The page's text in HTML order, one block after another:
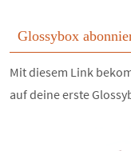
Glossybox
Mit diesem Link
auf deine erste